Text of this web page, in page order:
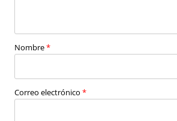
Nombre*
Correo electrónico *